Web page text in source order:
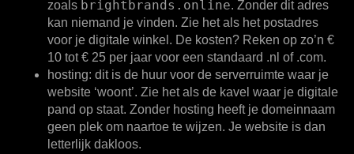
zoals brightbrands.online. Zonder dit adres
kan niemand je vinden. Zie het als het postadres
voor je digitale winkel. De kosten? Reken op zo’n €
10 tot € 25 per jaar voor een standaard .nl of .com.
hosting: dit is de huur voor de serverruimte waar je
website ‘woont’. Zie het als de kavel waar je digitale
pand op staat. Zonder hosting heeft je domeinnaam
geen plek om naartoe te wijzen. Je website is dan
letterlijk dakloos.